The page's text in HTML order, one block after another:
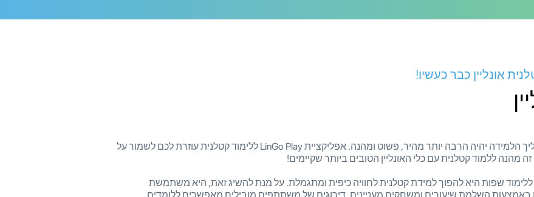
אונליין כבר כעשיו!
ככל שהמוטיבציה שלכם גבוהה יותר, כך תהליך הלמידה יהיה הרבה יותר מהיר, פשוט ומהנה. אפליקציית LinGo Play ללימוד קטלנית עוזרת לכם לשמור על
מהנה ללמוד קטלנית עם כלי האונליין הטובים ביותר שקיימים!
המטרה העיקרית של אפליקציית LinGo Play ללימוד שפות היא להפוך למידת קטלנית לחוויה כיפית ומתגמלת. על מנת להשיג זאת, היא משתמשת
השלמת שיעורים ומשחקים מעניינים. דירוגים של משתתפים מובילים מאפשרים ללומדים